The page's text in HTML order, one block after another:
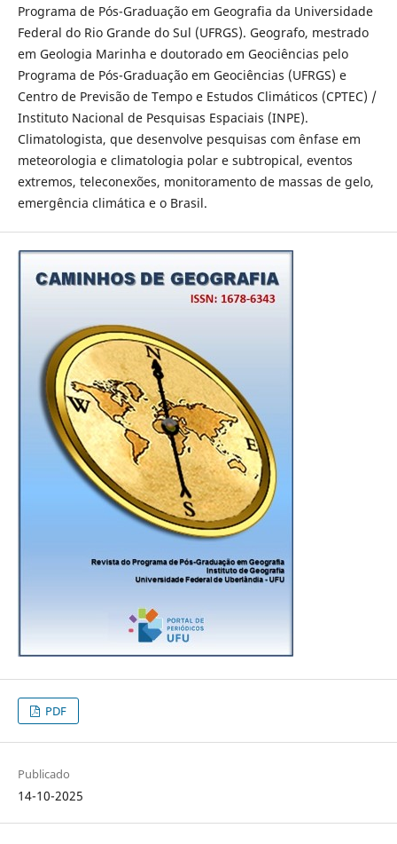
Programa de Pós-Graduação em Geografia da Universidade
Federal do Rio Grande do Sul (UFRGS). Geografo, mestrado
em Geologia Marinha e doutorado em Geociências pelo
Programa de Pós-Graduação em Geociências (UFRGS) e
Centro de Previsão de Tempo e Estudos Climáticos (CPTEC) /
Instituto Nacional de Pesquisas Espaciais (INPE).
Climatologista, que desenvolve pesquisas com ênfase em
meteorologia e climatologia polar e subtropical, eventos
extremos, teleconexões, monitoramento de massas de gelo,
emergência climática e o Brasil.
PDF
Publicado
14-10-2025